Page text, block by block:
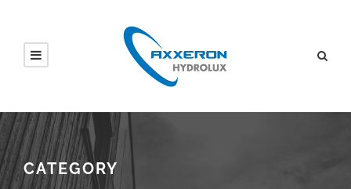
CATEGORY